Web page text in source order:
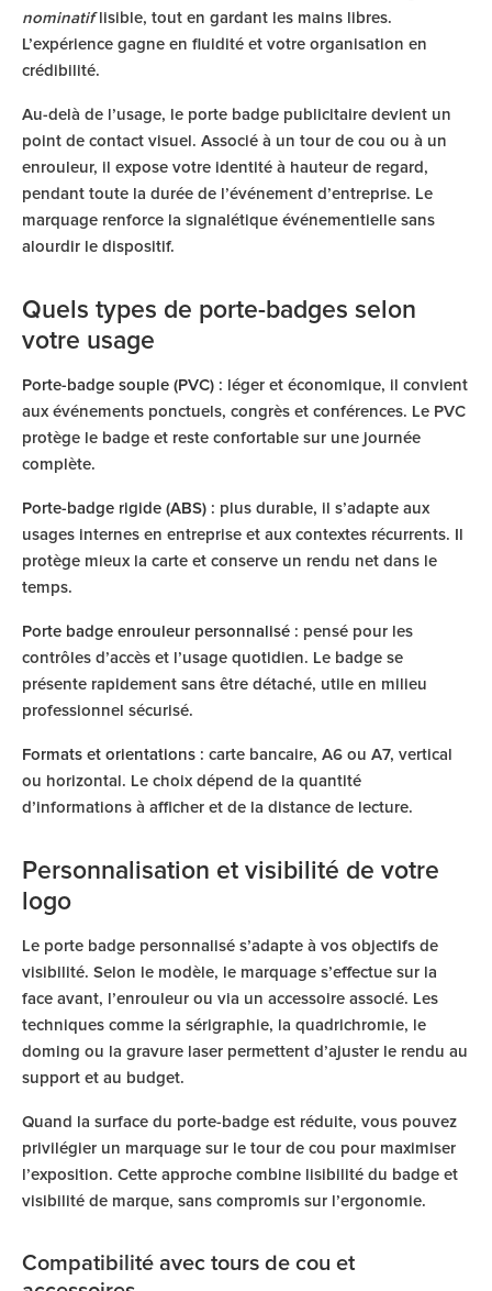
nominatiflisible, tout en gardant les mains libres.
L’expérience gagne en fluidité et votre organisation en
crédibilité.
Au-delà de l’usage, le porte badge publicitaire devient un
point de contact visuel. Associé à un tour de cou ou à un
enrouleur, il expose votre identité à hauteur de regard,
pendant toute la durée de l’événement d’entreprise. Le
marquage renforce la signalétique événementielle sans
alourdir le dispositif.
Quels types de porte-badges selon
votre usage
Porte-badge souple (PVC) : léger et économique, il convient
aux événements ponctuels, congrès et conférences. Le PVC
protège le badge et reste confortable sur une journée
complète.
Porte-badge rigide (ABS) : plus durable, il s’adapte aux
usages internes en entreprise et aux contextes récurrents. Il
protège mieux la carte et conserve un rendu net dans le
temps.
Porte badge enrouleur personnalisé : pensé pour les
contrôles d’accès et l’usage quotidien. Le badge se
présente rapidement sans être détaché, utile en milieu
professionnel sécurisé.
Formats et orientations : carte bancaire, A6 ou A7, vertical
ou horizontal. Le choix dépend de la quantité
d’informations à afficher et de la distance de lecture.
Personnalisation et visibilité de votre
logo
Le porte badge personnalisé s’adapte à vos objectifs de
visibilité. Selon le modèle, le marquage s’effectue sur la
face avant, l’enrouleur ou via un accessoire associé. Les
techniques comme la sérigraphie, la quadrichromie, le
doming ou la gravure laser permettent d’ajuster le rendu au
support et au budget.
Quand la surface du porte-badge est réduite, vous pouvez
privilégier un marquage sur le tour de cou pour maximiser
l’exposition. Cette approche combine lisibilité du badge et
visibilité de marque, sans compromis sur l’ergonomie.
Compatibilité avec tours de cou et